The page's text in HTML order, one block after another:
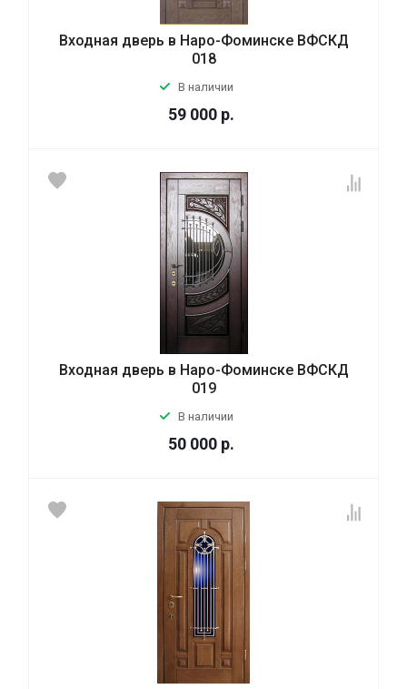
Входная дверь в Наро-Фоминске ВФСКД
018
В наличии
59 000 р.
Входная дверь в Наро-Фоминске ВФСКД
019
В наличии
50 000 р.